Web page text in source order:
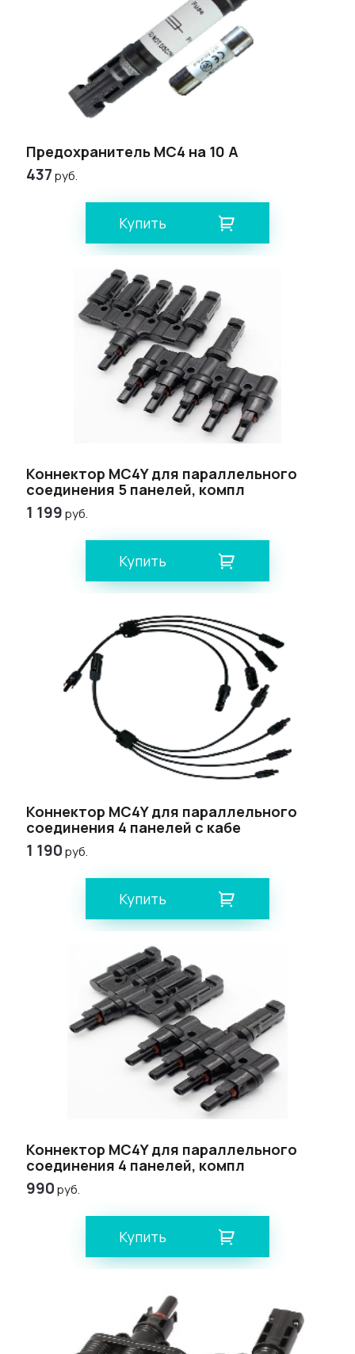
Предохранитель МС4 на 10 А
437руб.
Купить
Коннектор МС4Y для параллельного
соединения 5 панелей, компл
1 199руб.
Купить
Коннектор МС4Y для параллельного
соединения 4 панелей с кабе
1 190руб.
Купить
Коннектор МС4Y для параллельного
соединения 4 панелей, компл
990руб.
Купить